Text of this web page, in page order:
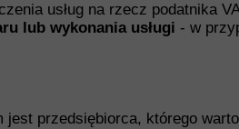
usług na rzecz podatnika
lub wykonania usługi - w
jest przedsiębiorca, którego